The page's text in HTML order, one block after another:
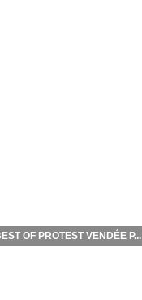
OF PROTEST VENDÉE P...